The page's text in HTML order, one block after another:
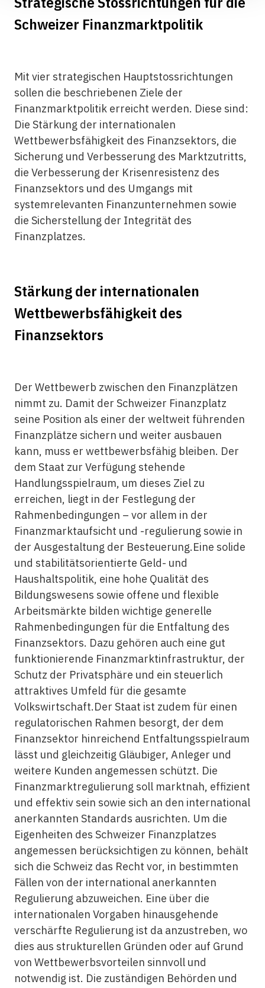
Schweizer Finanzmarktpolitik
Mit vier strategischen Hauptstossrichtungen
sollen die beschriebenen Ziele der
Finanzmarktpolitik erreicht werden. Diese sind:
Die Stärkung der internationalen
Wettbewerbsfähigkeit des Finanzsektors, die
Sicherung und Verbesserung des Marktzutritts,
die Verbesserung der Krisenresistenz des
Finanzsektors und des Umgangs mit
systemrelevanten Finanzunternehmen sowie
die Sicherstellung der Integrität des
Finanzplatzes.
Stärkung der internationalen
Wettbewerbsfähigkeit des
Finanzsektors
Der Wettbewerb zwischen den Finanzplätzen
nimmt zu. Damit der Schweizer Finanzplatz
seine Position als einer der weltweit führenden
Finanzplätze sichern und weiter ausbauen
kann, muss er wettbewerbsfähig bleiben. Der
dem Staat zur Verfügung stehende
Handlungsspielraum, um dieses Ziel zu
erreichen, liegt in der Festlegung der
Rahmenbedingungen – vor allem in der
Finanzmarktaufsicht und -regulierung sowie in
der Ausgestaltung der Besteuerung.Eine solide
und stabilitätsorientierte Geld- und
Haushaltspolitik, eine hohe Qualität des
Bildungswesens sowie offene und flexible
Arbeitsmärkte bilden wichtige generelle
Rahmenbedingungen für die Entfaltung des
Finanzsektors. Dazu gehören auch eine gut
funktionierende Finanzmarktinfrastruktur, der
Schutz der Privatsphäre und ein steuerlich
attraktives Umfeld für die gesamte
Volkswirtschaft.Der Staat ist zudem für einen
regulatorischen Rahmen besorgt, der dem
Finanzsektor hinreichend Entfaltungsspielraum
lässt und gleichzeitig Gläubiger, Anleger und
weitere Kunden angemessen schützt. Die
Finanzmarktregulierung soll marktnah, effizient
und effektiv sein sowie sich an den international
anerkannten Standards ausrichten. Um die
Eigenheiten des Schweizer Finanzplatzes
angemessen berücksichtigen zu können, behält
sich die Schweiz das Recht vor, in bestimmten
Fällen von der international anerkannten
Regulierung abzuweichen. Eine über die
internationalen Vorgaben hinausgehende
verschärfte Regulierung ist da anzustreben, wo
dies aus strukturellen Gründen oder auf Grund
von Wettbewerbsvorteilen sinnvoll und
notwendig ist. Die zuständigen Behörden und